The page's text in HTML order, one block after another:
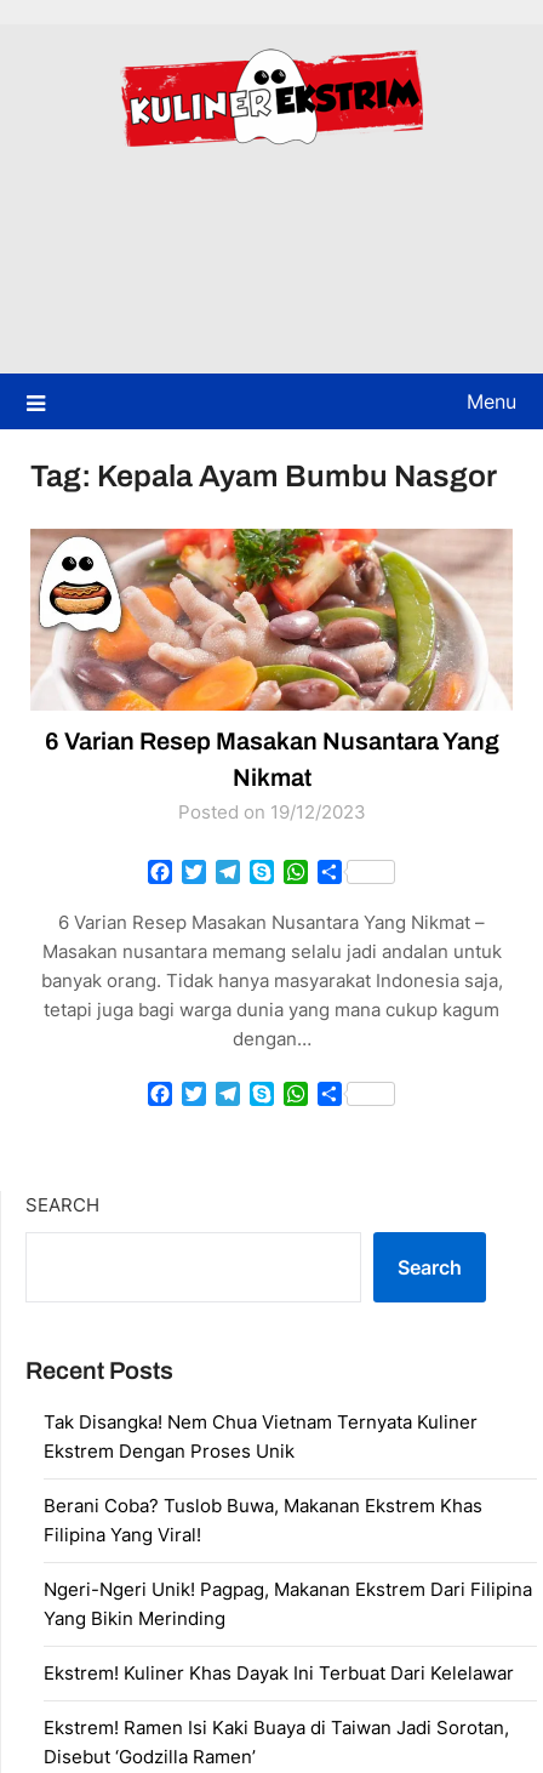
Menu
Tag: Kepala Ayam Bumbu Nasgor
6 Varian Resep Masakan Nusantara Yang
Nikmat
Posted on 19/12/2023
Facebook
TwitterTelegram
SkypeWhatsApp
Share
6 Varian Resep Masakan Nusantara Yang Nikmat –
Masakan nusantara memang selalu jadi andalan untuk
banyak orang. Tidak hanya masyarakat Indonesia saja,
tetapi juga bagi warga dunia yang mana cukup kagum
dengan…
Facebook
TwitterTelegram
SkypeWhatsApp
Share
SEARCH
Search
Recent Posts
Tak Disangka! Nem Chua Vietnam Ternyata Kuliner
Ekstrem Dengan Proses Unik
Berani Coba? Tuslob Buwa, Makanan Ekstrem Khas
Filipina Yang Viral!
Ngeri-Ngeri Unik! Pagpag, Makanan Ekstrem Dari Filipina
Yang Bikin Merinding
Ekstrem! Kuliner Khas Dayak Ini Terbuat Dari Kelelawar
Ekstrem! Ramen Isi Kaki Buaya di Taiwan Jadi Sorotan,
Disebut ‘Godzilla Ramen’